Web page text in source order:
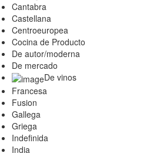
Cantabra
Castellana
Centroeuropea
Cocina de Producto
De autor/moderna
De mercado
De vinos
Francesa
Fusion
Gallega
Griega
Indefinida
India